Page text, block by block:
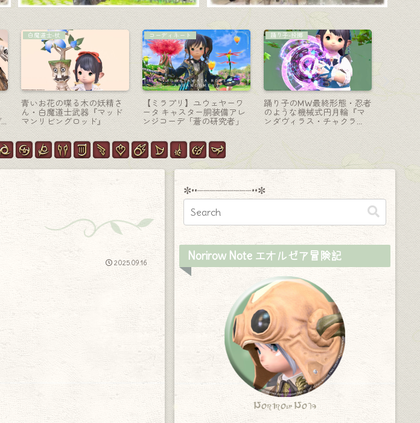
戦士-斧
FF13 ライトニングリターン
ズのスノウの武器・氷の戦
士斧『ルシバルディッシ
踊り子-投擲
踊り子のファントムウェポ
ン (PW) 第三形態・光る蓮の
花の円月輪『ファントムオ
ブスキュラム・タスラム』
コーディネート
【ミラプリ】最高に可愛ら
しい海賊？黒渦団のオシャ
レな軍服『ロミンサンルテ
ナン』コーディネート
銀の羽
ス・ウ
2025.09.16
✼••┈┈┈┈┈┈┈┈┈••✼
Norirow Note エオルゼア冒険記
Norirow Note